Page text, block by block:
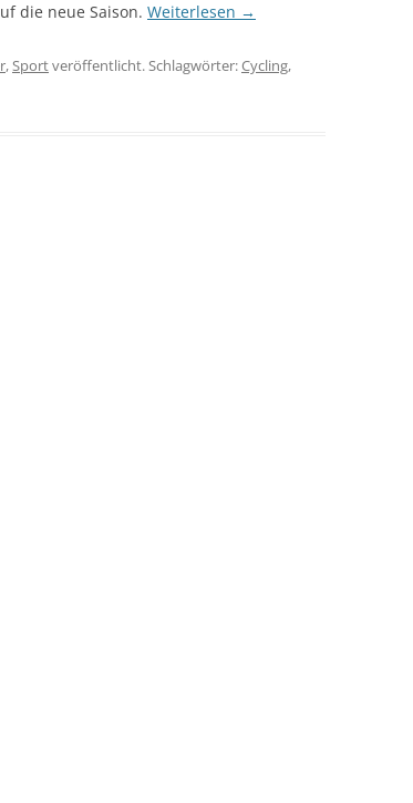
die neue Saison. Weiterlesen →
,Sportveröffentlicht. Schlagwörter:Cycling,